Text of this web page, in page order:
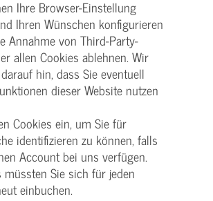
Ihre Browser-Einstellung
Ihren Wünschen konfigurieren
Annahme von Third-Party-
allen Cookies ablehnen. Wir
hin, dass Sie eventuell
dieser Website nutzen
Cookies ein, um Sie für
identifizieren zu können, falls
Account bei uns verfügen.
Sie sich für jeden
einbuchen.